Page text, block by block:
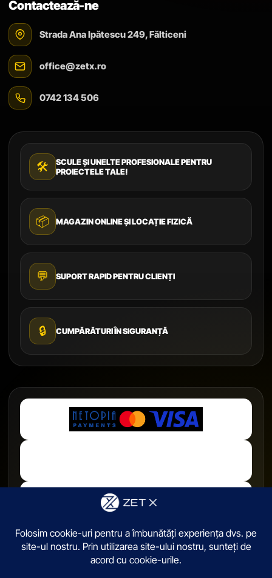
Contactează-ne
Strada Ana Ipătescu 249, Fălticeni
office@zetx.ro
0742 134 506
🛠️
SCULE ȘI UNELTE PROFESIONALE PENTRU
PROIECTELE TALE!
📦 MAGAZIN ONLINE ȘI LOCAȚIE FIZICĂ
💬 SUPORT RAPID PENTRU CLIENȚI
🔒 CUMPĂRĂTURI ÎN SIGURANȚĂ